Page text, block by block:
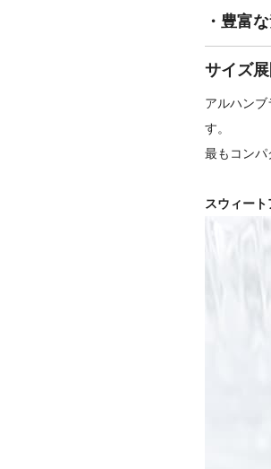
・豊富
サイズ展
アルハン
す。
最もコンパ
スウィー